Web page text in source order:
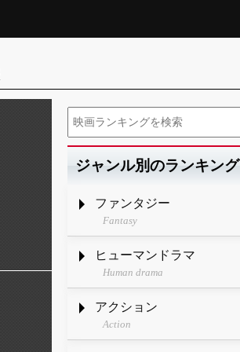
ジャンル別のランキング
ファンタジー
Fantasy
ヒューマンドラマ
Human drama
アクション
Action